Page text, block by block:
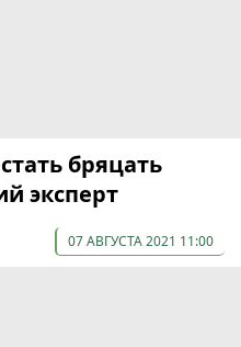
бряцать
эксперт
07 АВГУСТА 2021 11:00